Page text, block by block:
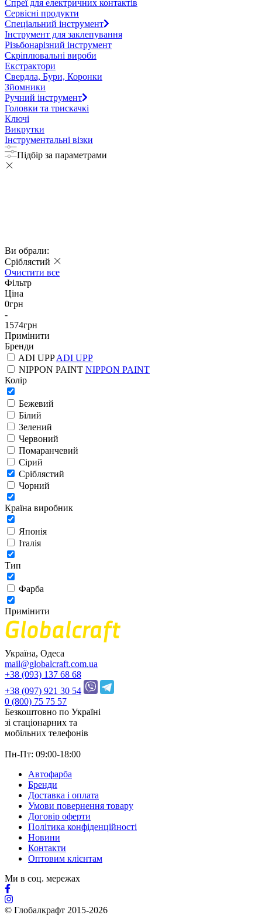
Спреї для електричних контактів
Сервісні продукти
Спеціальний інструмент
Інструмент для заклепування
Різьбонарізний інструмент
Скріплювальні вироби
Екстрактори
Свердла, Бури, Коронки
Зйомники
Ручний інструмент
Головки та трискачкі
Ключі
Викрутки
Інструментальні візки
Підбір за параметрами
Ви обрали:
Сріблястий
Очистити все
Фільтр
Ціна
0грн
-
1574грн
Примінити
Бренди
ADI UPPADI UPP
NIPPON PAINT NIPPON PAINT
Колір
Бежевий
Білий
Зелений
Червоний
Помаранчевий
Сірий
Сріблястий
Чорний
Країна виробник
Японія
Італія
Тип
Фарба
Примінити
Україна, Одеса
mail@globalcraft.com.ua
+38 (093) 137 68 68
+38 (097) 921 30 54
0 (800) 75 75 57
Безкоштовно по Україні
зі стацiонарних та
мобільних телефонів
Пн-Пт: 09:00-18:00
Автофарба
Бренди
Доставка і оплата
Умови повернення товару
Договір оферти
Політика конфіденційності
Новини
Контакти
Оптовим клієнтам
Ми в соц. мережах
© Глобалкрафт 2015-2026